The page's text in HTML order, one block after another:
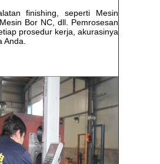
finishing, seperti Mesin
Bor NC, dll. Pemrosesan
prosedur kerja, akurasinya
Anda.